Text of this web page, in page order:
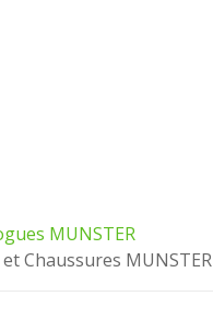
MUNSTER
Chaussures MUNSTER